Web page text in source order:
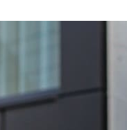
アクセサリ